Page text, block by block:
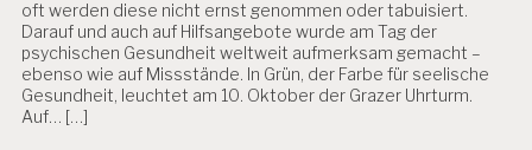
B
EI
T
P
oft werden diese nicht ernst genommen oder tabuisiert.
Darauf und auch auf Hilfsangebote wurde am Tag der
psychischen Gesundheit weltweit aufmerksam gemacht –
ebenso wie auf Missstände. In Grün, der Farbe für seelische
Gesundheit, leuchtet am 10. Oktober der Grazer Uhrturm.
Auf… […]